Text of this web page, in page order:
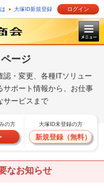
大塚ID新規登録 ログイン
ージ
認・変更、各種ITソリュー
サポート情報から、お仕事
サービスまで
の方 大塚ID未登録の方
新規登録（無料）
なお知らせ